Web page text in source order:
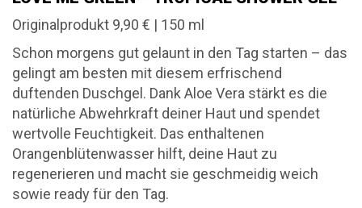
Originalprodukt 9,90 € | 150 ml
Schon morgens gut gelaunt in den Tag starten – das
gelingt am besten mit diesem erfrischend
duftenden Duschgel. Dank Aloe Vera stärkt es die
natürliche Abwehrkraft deiner Haut und spendet
wertvolle Feuchtigkeit. Das enthaltenen
Orangenblütenwasser hilft, deine Haut zu
regenerieren und macht sie geschmeidig weich
sowie ready für den Tag.